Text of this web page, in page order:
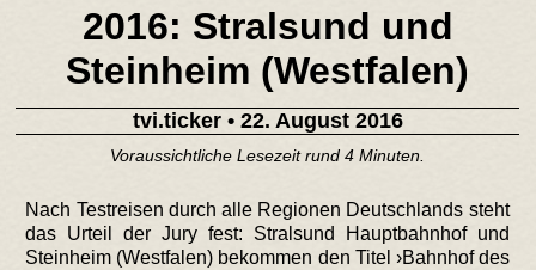
2016: Stralsund und
Steinheim (Westfalen)
tvi.ticker• 22. August 2016
Voraussichtliche Lesezeit rund 4 Minuten.
Nach Testreisen durch alle Regionen Deutschlands steht
das Urteil der Jury fest: Stralsund Hauptbahnhof und
Steinheim (Westfalen) bekommen den Titel ›Bahnhof des